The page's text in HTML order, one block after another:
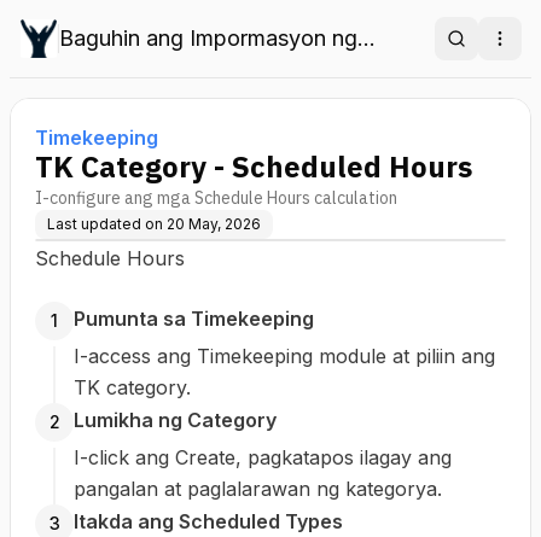
Baguhin ang Impormasyon ng
Search
Timekeeping
TK Category - Scheduled Hours
I-configure ang mga Schedule Hours calculation
Last updated on 20 May, 2026
Schedule Hours
1
Pumunta sa Timekeeping
I-access ang Timekeeping module at piliin ang
TK category.
2
Lumikha ng Category
I-click ang Create, pagkatapos ilagay ang
pangalan at paglalarawan ng kategorya.
3
Itakda ang Scheduled Types